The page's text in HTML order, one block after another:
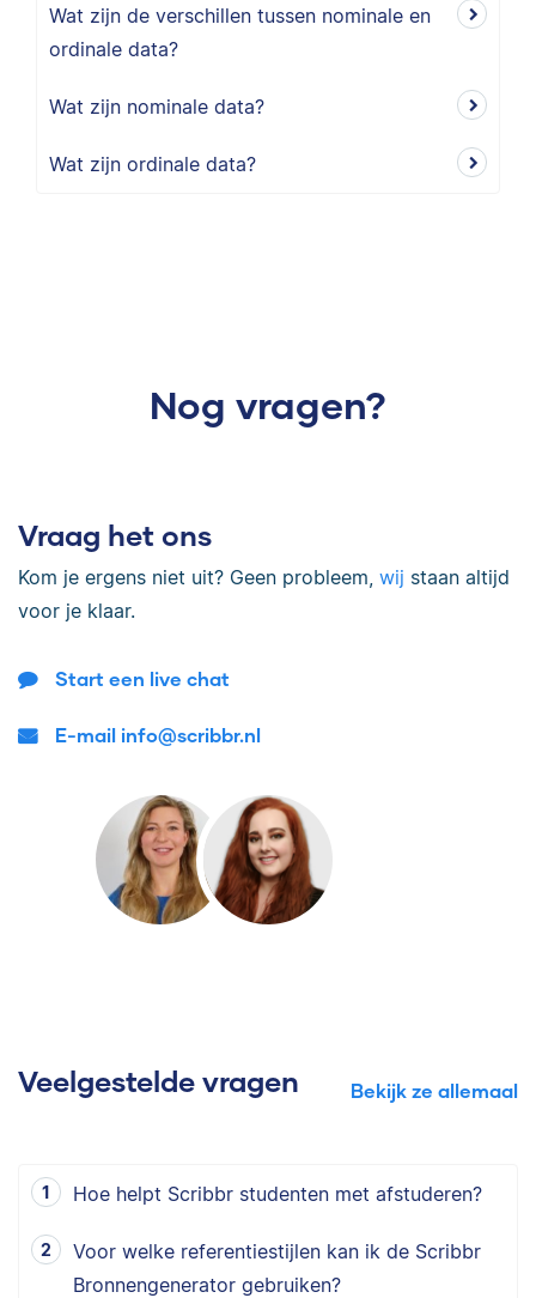
Wat zijn de verschillen tussen nominale en
ordinale data?
Wat zijn nominale data?
Wat zijn ordinale data?
Nog vragen?
Vraag het ons
Kom je ergens niet uit? Geen probleem, wij staan altijd
voor je klaar.
Start een live chat
E-mail info@scribbr.nl
Veelgestelde vragen Bekijk ze allemaal
Hoe helpt Scribbr studenten met afstuderen?
Voor welke referentiestijlen kan ik de Scribbr
Bronnengenerator gebruiken?